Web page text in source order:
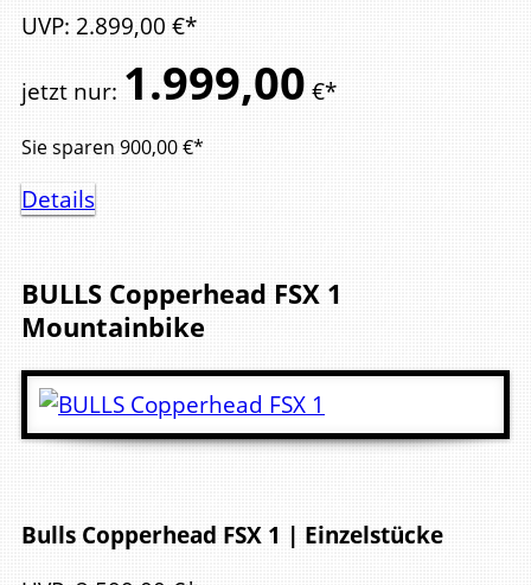
UVP: 2.899,00 €*
jetzt nur: 1.999,00 €*
Sie sparen 900,00€*
Details
BULLS Copperhead FSX 1
Mountainbike
Bulls Copperhead FSX 1 | Einzelstücke